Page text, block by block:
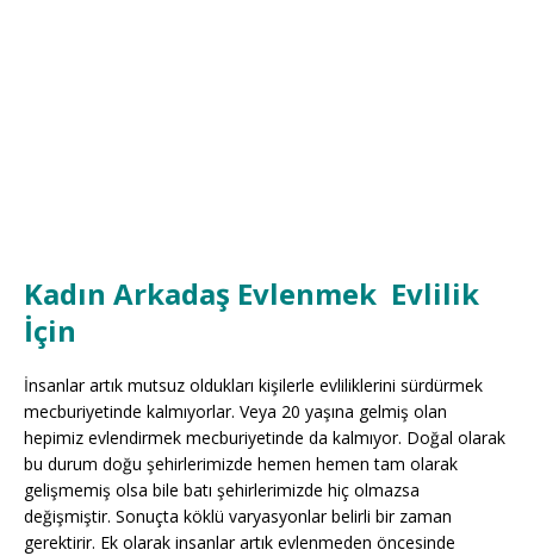
Kadın Arkadaş Evlenmek Evlilik
İçin
İnsanlar artık mutsuz oldukları kişilerle evliliklerini sürdürmek
mecburiyetinde kalmıyorlar. Veya 20 yaşına gelmiş olan
hepimiz evlendirmek mecburiyetinde da kalmıyor. Doğal olarak
bu durum doğu şehirlerimizde hemen hemen tam olarak
gelişmemiş olsa bile batı şehirlerimizde hiç olmazsa
değişmiştir. Sonuçta köklü varyasyonlar belirli bir zaman
gerektirir. Ek olarak insanlar artık evlenmeden öncesinde